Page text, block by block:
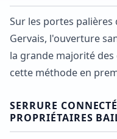
Sur les portes palières
Gervais, l'ouverture
la grande majorité
cette méthode en
SERRURE
PROPRIÉTAIRES